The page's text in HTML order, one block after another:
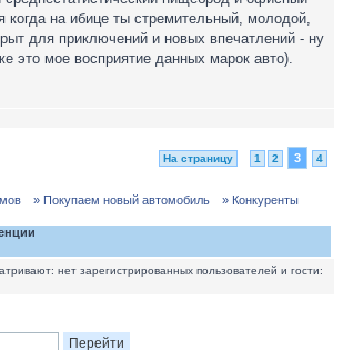
когда на ибице ты стремительный, молодой,
для приключений и новых впечатлений - ну
это мое восприятие данных марок авто).
На страницу 1 2 3 4
» Покупаем новый автомобиль » Конкуренты
нет зарегистрированных пользователей и гости: